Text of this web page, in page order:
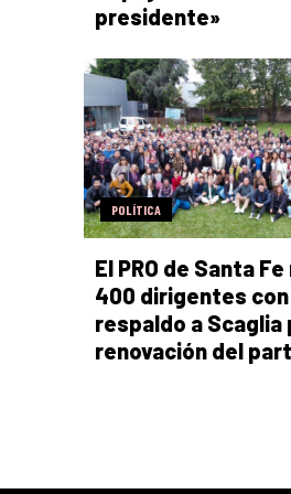
presidente»
POLÍTICA
El PRO de Santa
400 dirigentes con
respaldo a Scaglia
renovación del